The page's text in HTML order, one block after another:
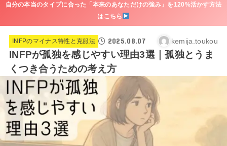
自分の本当のタイプに合った「本来のあなただけの強み」を120%活かす方法
はこちら
INFPのマイナス特性と克服法 2025.08.07 kemija.toukou
INFPが孤独を感じやすい理由3選｜孤独とうま
くつき合うための考え方